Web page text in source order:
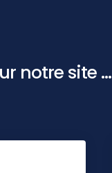
notre site ...